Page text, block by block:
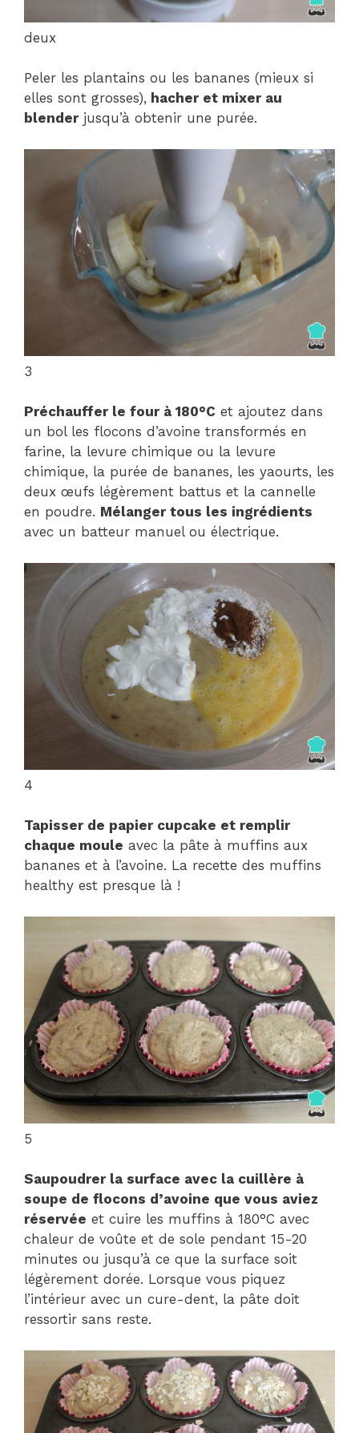
deux
Peler les plantains ou les bananes (mieux si
elles sont grosses), hacher et mixer au
blenderjusqu’à obtenir une purée.
3
Préchauffer le four à 180°C et ajoutez dans
un bol les flocons d’avoine transformés en
farine, la levure chimique ou la levure
chimique, la purée de bananes, les yaourts, les
deux œufs légèrement battus et la cannelle
en poudre. Mélanger tous les ingrédients
avec un batteur manuel ou électrique.
4
Tapisser de papier cupcake et remplir
chaque moule avec la pâte à muffins aux
bananes et à l’avoine. La recette des muffins
healthy est presque là !
5
Saupoudrer la surface avec la cuillère à
soupe de flocons d’avoine que vous aviez
réservée et cuire les muffins à 180°C avec
chaleur de voûte et de sole pendant 15-20
minutes ou jusqu’à ce que la surface soit
légèrement dorée. Lorsque vous piquez
l’intérieur avec un cure-dent, la pâte doit
ressortir sans reste.